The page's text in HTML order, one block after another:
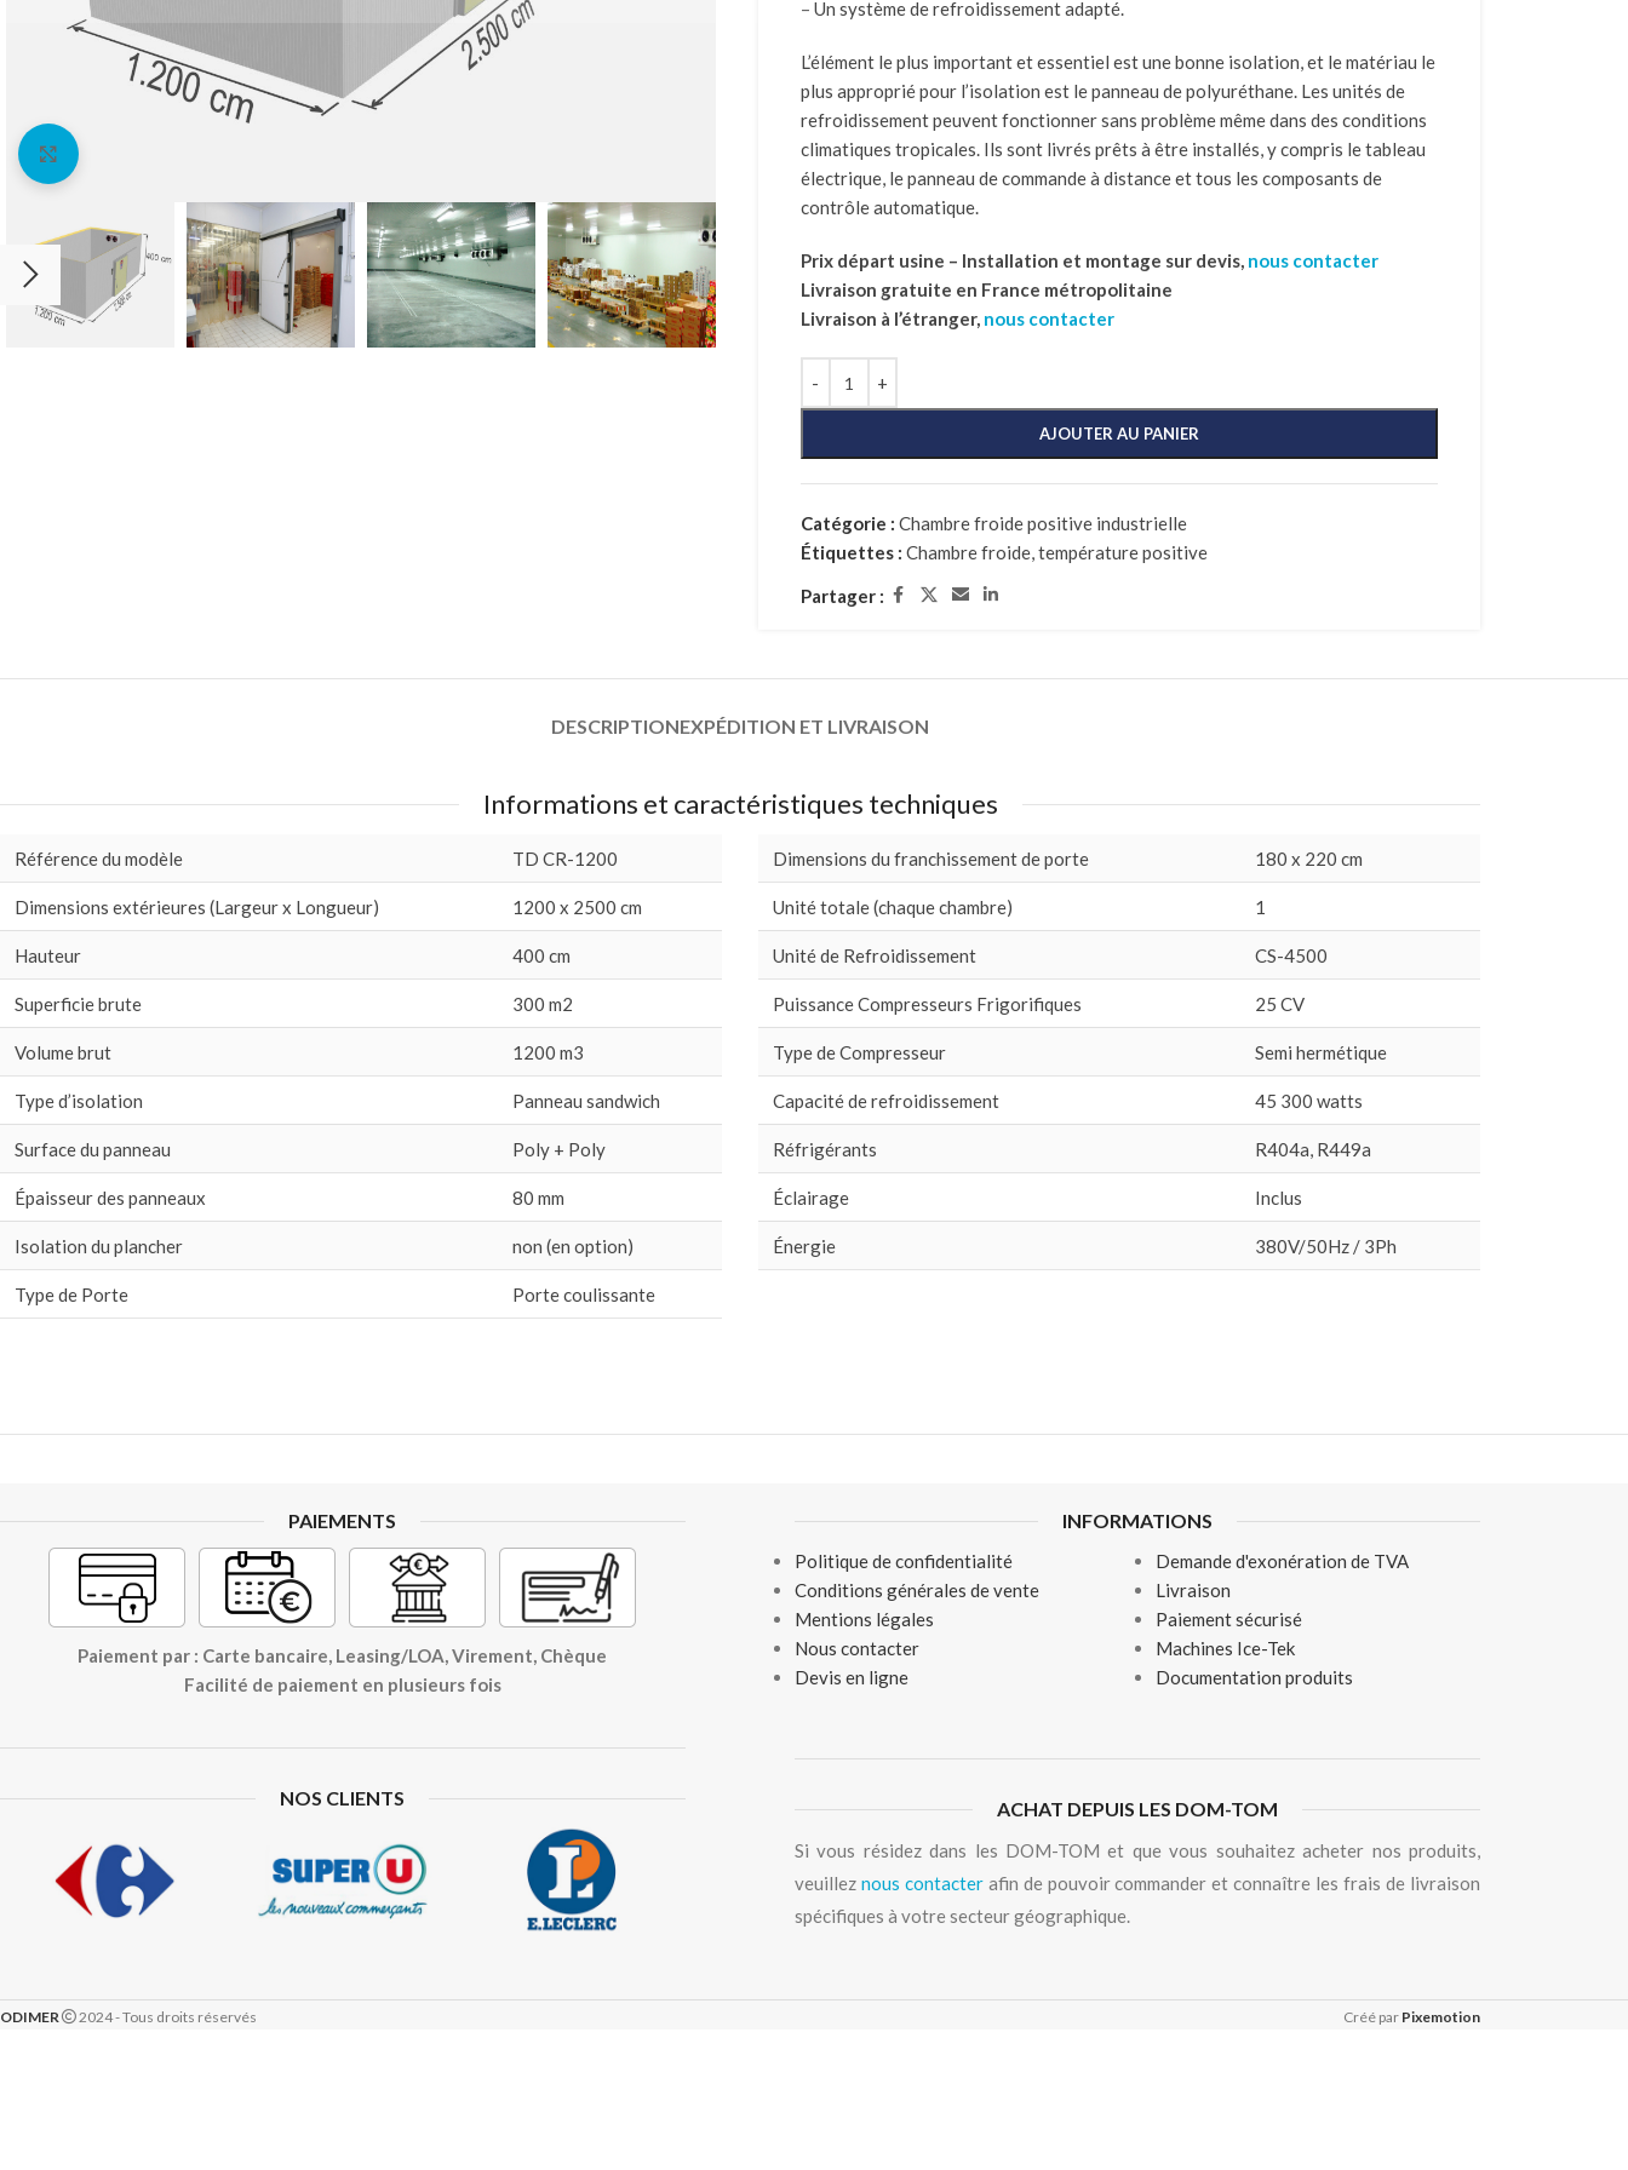
– Un système de refroidissement adapté.
L’élément le plus important et essentiel est une bonne isolation, et le matériau le
plus approprié pour l’isolation est le panneau de polyuréthane. Les unités de
refroidissement peuvent fonctionner sans problème même dans des conditions
climatiques tropicales. Ils sont livrés prêts à être installés, y compris le tableau
électrique, le panneau de commande à distance et tous les composants de
contrôle automatique.
Prix départ usine – Installation et montage sur devis, nous contacter
Livraison gratuite en France métropolitaine
Livraison à l’étranger, nous contacter
AJOUTER AU PANIER
Catégorie : Chambre froide positive industrielle
Étiquettes : Chambre froide,température positive
Partager :
DESCRIPTIONEXPÉDITION ET LIVRAISON
Informations et caractéristiques techniques
Référence du modèle TD CR-1200
Dimensions extérieures (Largeur x Longueur) 1200 x 2500 cm
Hauteur 400 cm
Superficie brute 300 m2
Volume brut 1200 m3
Type d’isolation Panneau sandwich
Surface du panneau Poly + Poly
Épaisseur des panneaux 80 mm
Isolation du plancher non (en option)
Type de Porte Porte coulissante
Dimensions du franchissement de porte 180 x 220 cm
Unité totale (chaque chambre) 1
Unité de Refroidissement CS-4500
Puissance Compresseurs Frigorifiques 25 CV
Type de Compresseur Semi hermétique
Capacité de refroidissement 45 300 watts
Réfrigérants R404a, R449a
Éclairage Inclus
Énergie 380V/50Hz / 3Ph
PAIEMENTS
Paiement par : Carte bancaire, Leasing/LOA, Virement, Chèque
Facilité de paiement en plusieurs fois
NOS CLIENTS
INFORMATIONS
Politique de confidentialité
Conditions générales de vente
Mentions légales
Nous contacter
Devis en ligne
Demande d'exonération de TVA
Livraison
Paiement sécurisé
Machines Ice-Tek
Documentation produits
ACHAT DEPUIS LES DOM-TOM
Si vous résidez dans les DOM-TOM et que vous souhaitez acheter nos produits,
veuillez nous contacterafin de pouvoir commander et connaître les frais de livraison
spécifiques à votre secteur géographique.
ODIMER 2024 - Tous droits réservés Créé par Pixemotion